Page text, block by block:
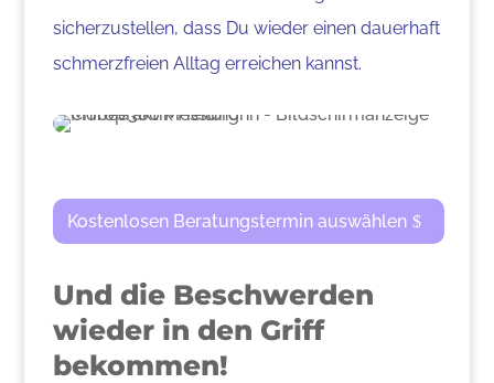
sicherzustellen, dass Du wieder einen dauerhaft
schmerzfreien Alltag erreichen kannst.
Kostenlosen Beratungstermin auswählen
Und die Beschwerden
wieder in den Griff
bekommen!